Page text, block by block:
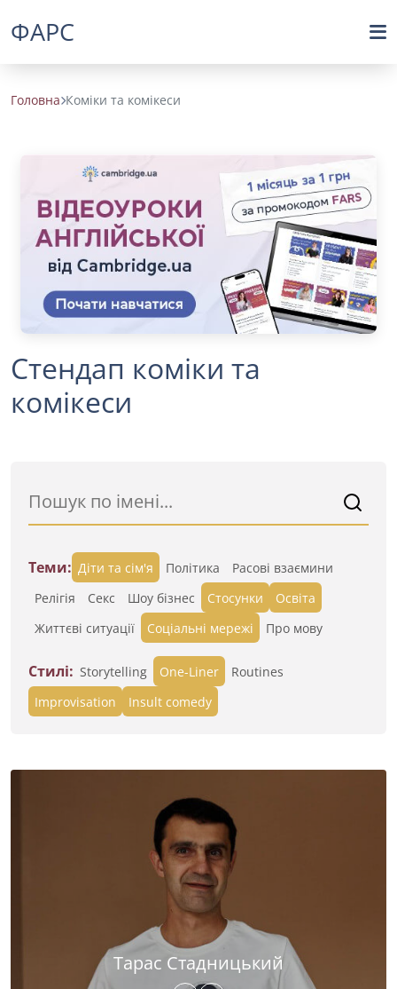
ФАРС
Головна Коміки та комікеси
Стендап коміки та
комікеси
Теми: Діти та сім'я Політика
Расові взаємини
Релігія
Секс Шоу бізнес Стосунки
Освіта
Життєві ситуації
Cоціальні мережі Про мову
Стилі: Storytelling One-Liner
Routines
Improvisation
Insult comedy
Тарас Стадницький